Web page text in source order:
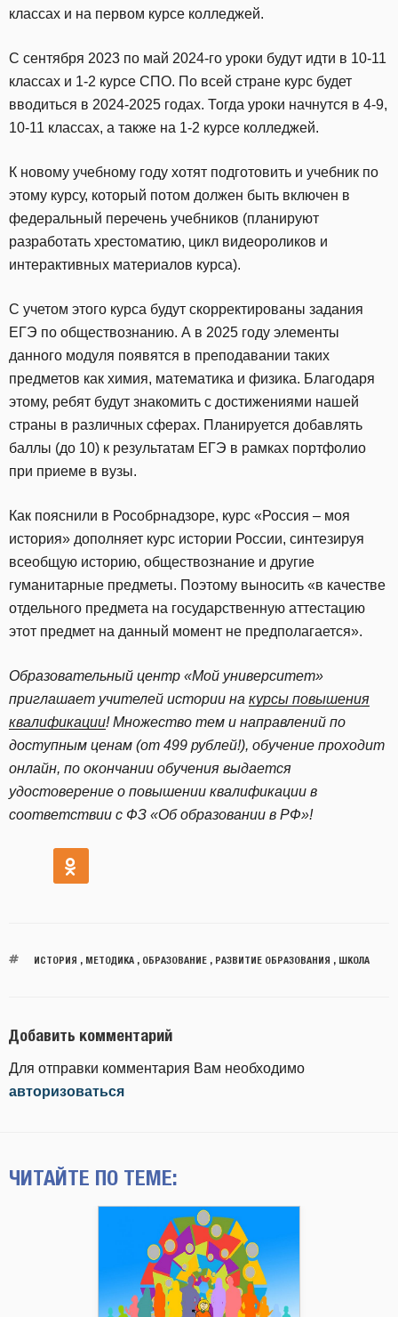
классах и на первом курсе колледжей.
С сентября 2023 по май 2024-го уроки будут идти в 10-11
классах и 1-2 курсе СПО. По всей стране курс будет
вводиться в 2024-2025 годах. Тогда уроки начнутся в 4-9,
10-11 классах, а также на 1-2 курсе колледжей.
К новому учебному году хотят подготовить и учебник по
этому курсу, который потом должен быть включен в
федеральный перечень учебников (планируют
разработать хрестоматию, цикл видеороликов и
интерактивных материалов курса).
С учетом этого курса будут скорректированы задания
ЕГЭ по обществознанию. А в 2025 году элементы
данного модуля появятся в преподавании таких
предметов как химия, математика и физика. Благодаря
этому, ребят будут знакомить с достижениями нашей
страны в различных сферах. Планируется добавлять
баллы (до 10) к результатам ЕГЭ в рамках портфолио
при приеме в вузы.
Как пояснили в Рособрнадзоре, курс «Россия – моя
история» дополняет курс истории России, синтезируя
всеобщую историю, обществознание и другие
гуманитарные предметы. Поэтому выносить «в качестве
отдельного предмета на государственную аттестацию
этот предмет на данный момент не предполагается».
Образовательный центр «Мой университет»
приглашает учителей истории на курсы повышения
квалификации! Множество тем и направлений по
доступным ценам (от 499 рублей!), обучение проходит
онлайн, по окончании обучения выдается
удостоверение о повышении квалификации в
соответствии с ФЗ «Об образовании в РФ»!
ИСТОРИЯ , МЕТОДИКА, ОБРАЗОВАНИЕ, РАЗВИТИЕ ОБРАЗОВАНИЯ , ШКОЛА
Добавить комментарий
Для отправки комментария Вам необходимо
авторизоваться
ЧИТАЙТЕ ПО ТЕМЕ: